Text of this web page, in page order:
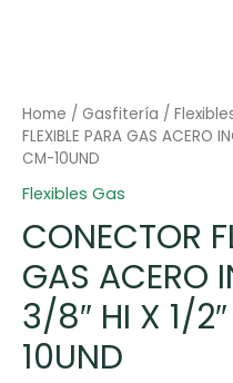
Home / Gasfitería /
FLEXIBLE PARA GAS ACERO
CM-10UND
Flexibles Gas
CONECTOR
GAS ACERO
3/8″ HI X 1/
10UND